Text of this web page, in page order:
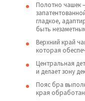
Полотно чашек
гладкое,
быть
Верхний край
которая
Центральная
и делает зону
Пояс бра
края